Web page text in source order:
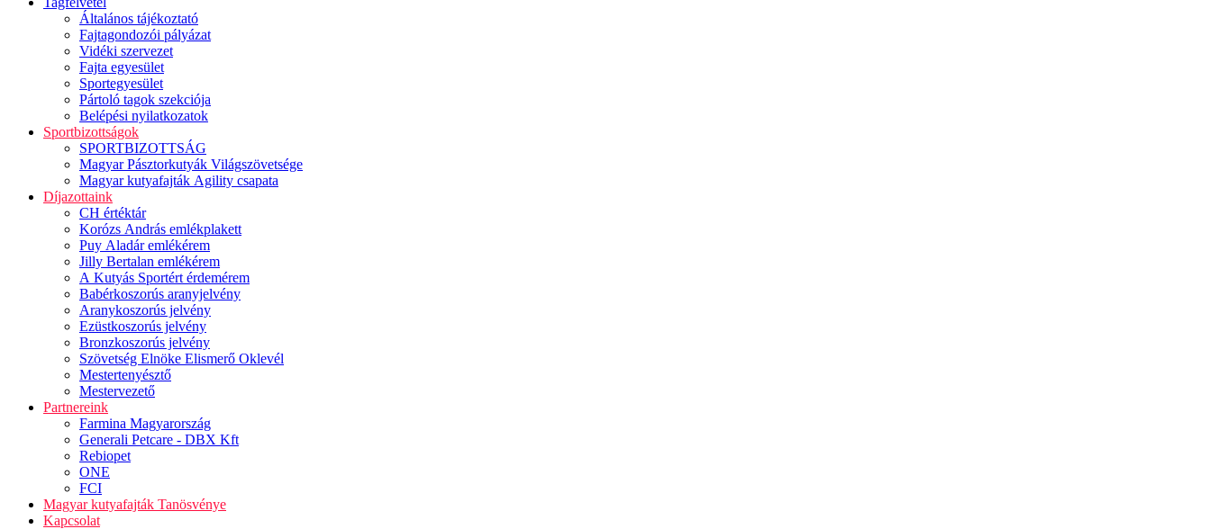
Általános tájékoztató
Fajtagondozói pályázat
Vidéki szervezet
Fajta egyesület
Sportegyesület
Pártoló tagok szekciója
Belépési nyilatkozatok
Sportbizottságok
SPORTBIZOTTSÁG
Magyar Pásztorkutyák Világszövetsége
Magyar kutyafajták Agility csapata
Díjazottaink
CH értéktár
Korózs András emlékplakett
Puy Aladár emlékérem
Jilly Bertalan emlékérem
A Kutyás Sportért érdemérem
Babérkoszorús aranyjelvény
Aranykoszorús jelvény
Ezüstkoszorús jelvény
Bronzkoszorús jelvény
Szövetség Elnöke Elismerő Oklevél
Mestertenyésztő
Mestervezető
Partnereink
Farmina Magyarország
Generali Petcare - DBX Kft
Rebiopet
ONE
FCI
Magyar kutyafajták Tanösvénye
Kapcsolat